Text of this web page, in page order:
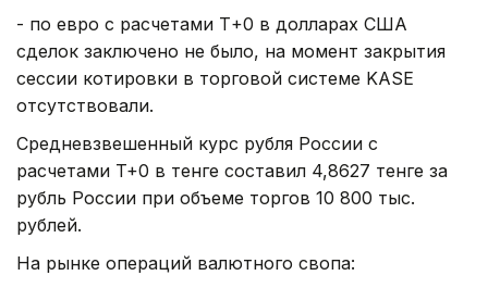
- по евро с расчетами Т+0 в долларах США
сделок заключено не было, на момент закрытия
сессии котировки в торговой системе KASE
отсутствовали.
Средневзвешенный курс рубля России с
расчетами T+0 в тенге составил 4,8627 тенге за
рубль России при объеме торгов 10 800 тыс.
рублей.
На рынке операций валютного свопа: